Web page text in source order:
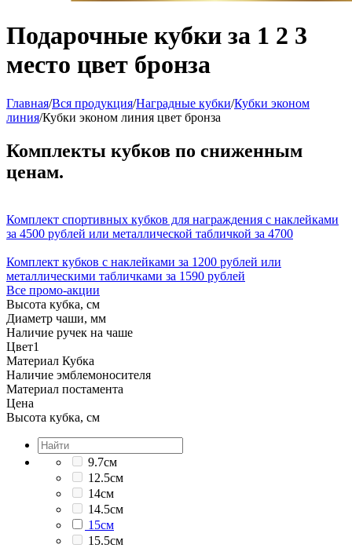
Подарочные кубки за 1 2 3
место цвет бронза
Главная/Вся продукция/Наградные кубки/Кубки эконом
линия/Кубки эконом линия цвет бронза
Комплекты кубков по сниженным
ценам.
Комплект спортивных кубков для награждения с наклейками
за 4500 рублей или металлической табличкой за 4700
Комплект кубков с наклейками за 1200 рублей или
металлическими табличками за 1590 рублей
Все промо-акции
Высота кубка, см
Диаметр чаши, мм
Наличие ручек на чаше
Цвет1
Материал Кубка
Наличие эмблемоносителя
Материал постамента
Цена
Высота кубка, см
9.7см
12.5см
14см
14.5см
15см
15.5см